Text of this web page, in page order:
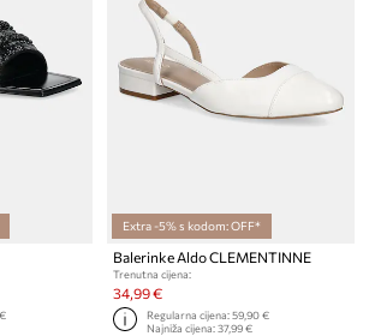
Extra -5% s kodom: OFF*
Balerinke Aldo CLEMENTINNE
Trenutna cijena:
34,99 €
Regularna cijena:59,90 €
Najniža cijena:37,99 €